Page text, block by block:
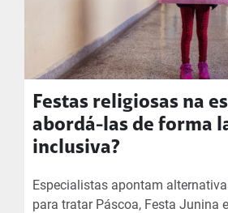
Festas religiosas na
abordá-las de forma
inclusiva?
Especialistas apontam
para tratar Páscoa, Festa Junina